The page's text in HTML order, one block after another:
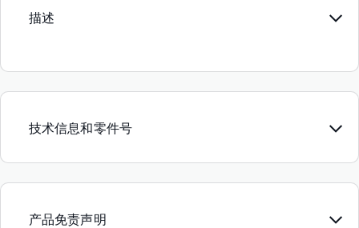
描述
技术信息和零件号
产品免责声明